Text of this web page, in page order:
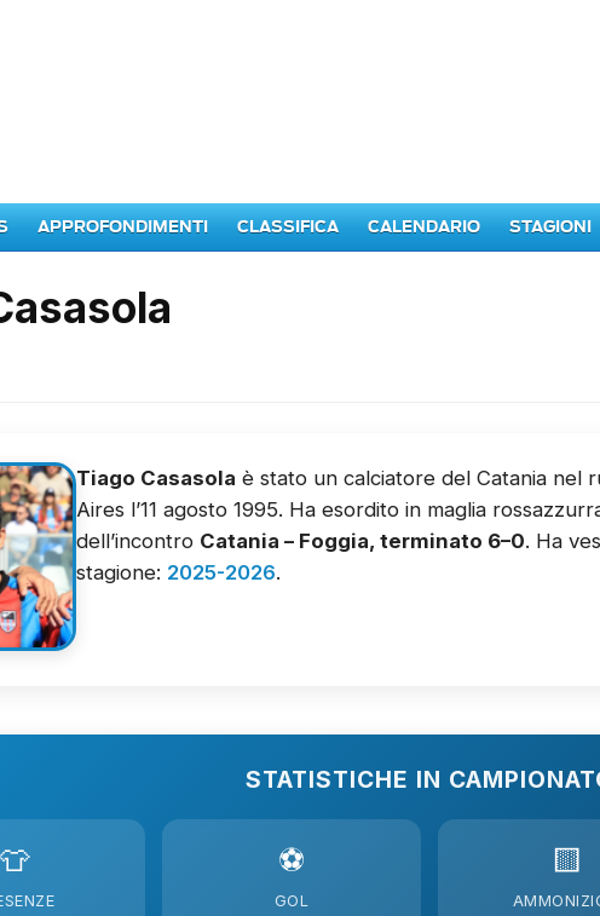
APPROFONDIMENTI CLASSIFICA CALENDARIO STAGIONI
Tiago Casasola è stato un calciatore del Catania nel
Aires l’11 agosto 1995. Ha esordito in maglia
dell’incontro Catania – Foggia, terminato 6–0. Ha
stagione: 2025-2026.
STATISTICHE IN
👕 ⚽
GOL
🟨